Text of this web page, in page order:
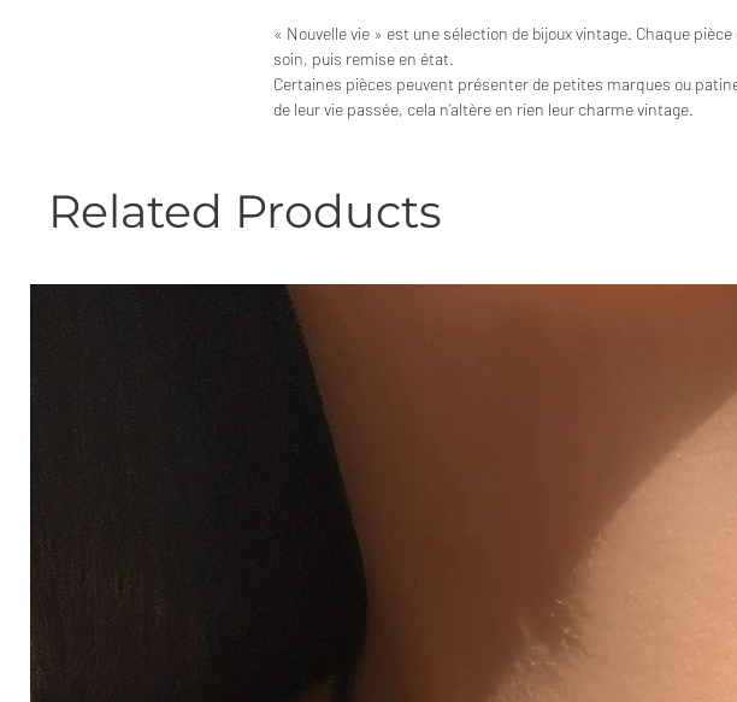
« Nouvelle vie » est une sélection de bijoux vintage. Chaque
soin, puis remise en état.
Certaines pièces peuvent présenter de petites marques ou
de leur vie passée, cela n’altère en rien leur charme vintage.
Related Products